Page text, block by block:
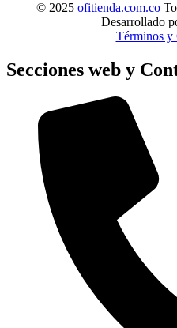
© 2025 ofitienda.com.co
Desarrollado
Términos y
Secciones web y